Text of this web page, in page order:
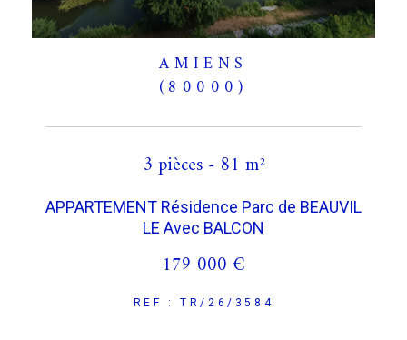
AMIENS
(80000)
3 pièces - 81 m²
APPARTEMENT Résidence Parc de BEAUVIL
LE Avec BALCON
179 000 €
REF : TR/26/3584